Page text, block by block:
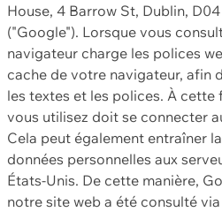
House, 4 Barrow St, Dublin,
("Google"). Lorsque vous
navigateur charge les polices
cache de votre navigateur, afin
les textes et les polices. À cette
vous utilisez doit se connecter
Cela peut également entraîner
données personnelles aux
États-Unis. De cette manière,
notre site web a été consulté